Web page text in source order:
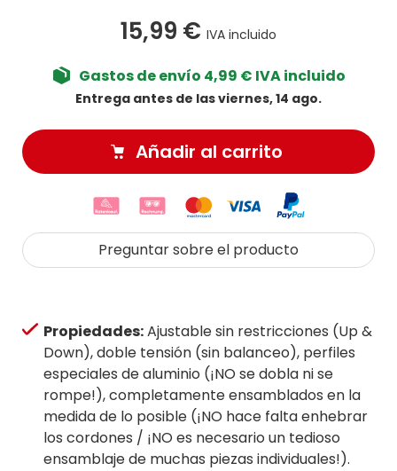
15,99 € IVA incluido
Gastos de envío 4,99 € IVA incluido
Entrega antes de las viernes, 14 ago.
Añadir al carrito
Preguntar sobre el producto
Propiedades:Ajustable sin restricciones (Up &
Down), doble tensión (sin balanceo), perfiles
especiales de aluminio (¡NO se dobla ni se
rompe!), completamente ensamblados en la
medida de lo posible (¡NO hace falta enhebrar
los cordones / ¡NO es necesario un tedioso
ensamblaje de muchas piezas individuales!).